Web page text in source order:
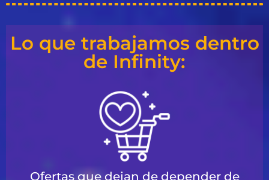
Lo que trabajamos dentro
de Infinity:
Ofertas que dejan de depender de